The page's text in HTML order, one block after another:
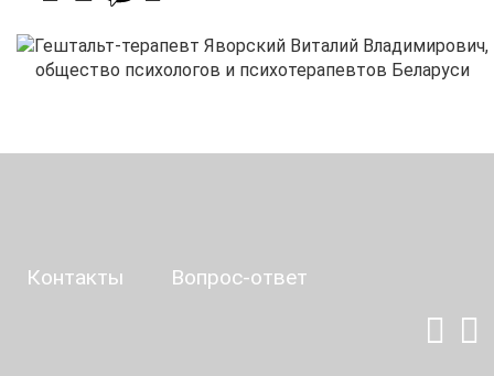
Контакты Вопрос-ответ